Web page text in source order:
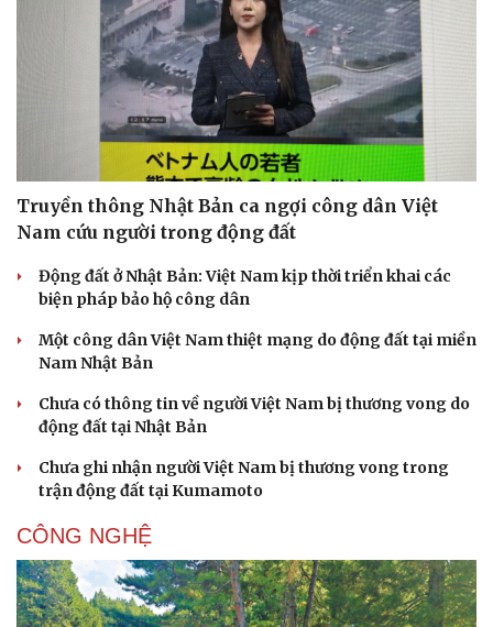
Truyền thông Nhật Bản ca ngợi công dân Việt
Nam cứu người trong động đất
Động đất ở Nhật Bản: Việt Nam kịp thời triển khai các
biện pháp bảo hộ công dân
Một công dân Việt Nam thiệt mạng do động đất tại miền
Nam Nhật Bản
Chưa có thông tin về người Việt Nam bị thương vong do
động đất tại Nhật Bản
Chưa ghi nhận người Việt Nam bị thương vong trong
trận động đất tại Kumamoto
CÔNG NGHỆ